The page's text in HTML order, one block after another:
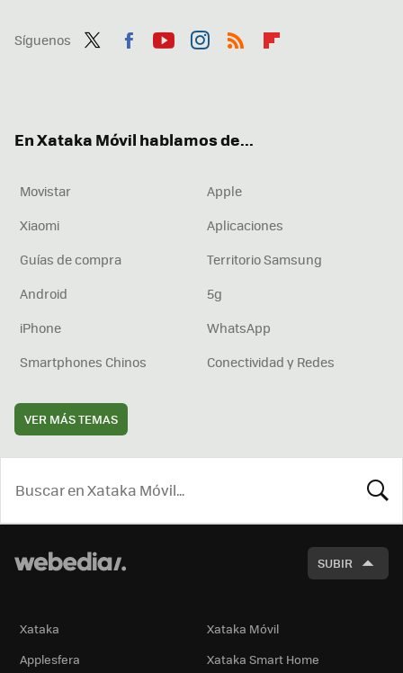
Síguenos
En Xataka Móvil hablamos de...
Movistar
Apple
Xiaomi
Aplicaciones
Guías de compra
Territorio Samsung
Android
5g
iPhone
WhatsApp
Smartphones Chinos
Conectividad y Redes
VER MÁS TEMAS
SUBIR
Xataka
Xataka Móvil
Applesfera
Xataka Smart Home